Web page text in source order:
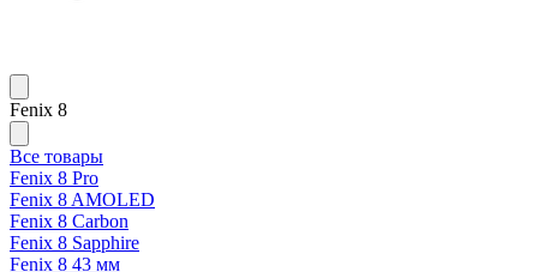
Fenix 8
Все товары
Fenix 8 Pro
Fenix 8 AMOLED
Fenix 8 Carbon
Fenix 8 Sapphire
Fenix 8 43 мм